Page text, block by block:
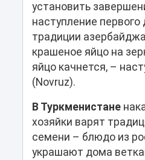
установить
наступление первого
традиции
крашеное яйцо на
яйцо качнется, –
(Novruz).
В Туркменистане
хозяйки варят
семени – блюдо из
украшают дома